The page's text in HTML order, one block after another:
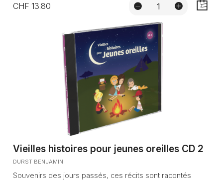
CHF 13.80
Vieilles histoires pour jeunes oreilles CD 2
DURST BENJAMIN
Souvenirs des jours passés, ces récits sont racontés